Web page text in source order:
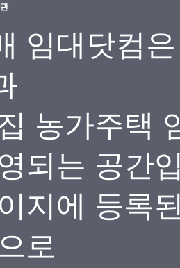
임대닷컴
농가주택
되는 공간
지에 등록
로